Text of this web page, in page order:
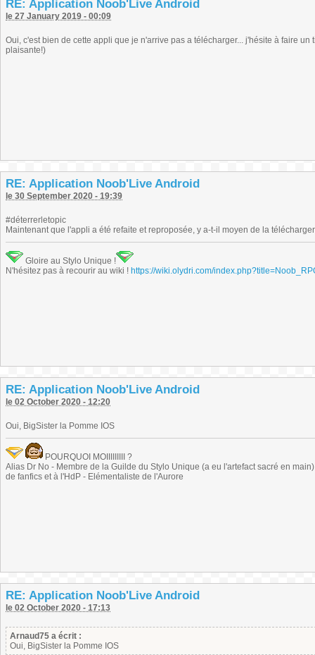
RE: Application Noob'Live Android
le 27 January 2019 - 00:09
Oui, c'est bien de cette appli que je n'arrive pas a télécharger... j'hésite à faire
plaisante!)
RE: Application Noob'Live Android
le 30 September 2020 - 19:39
#déterrerletopic
Maintenant que l'appli a été refaite et reproposée, y a-t-il moyen de la
Gloire au Stylo Unique !
N'hésitez pas à recourir au wiki ! https://wiki.olydri.com/
RE: Application Noob'Live Android
le 02 October 2020 - 12:20
Oui, BigSister la Pomme IOS
POURQUOI MOIIIIIIIII ?
Alias Dr No - Membre de la Guilde du Stylo Unique (a eu l'artefact sacré en
de fanfics et à l'HdP - Elémentaliste de l'Aurore
RE: Application Noob'Live Android
le 02 October 2020 - 17:13
Arnaud75 a écrit :
Oui, BigSister la Pomme IOS